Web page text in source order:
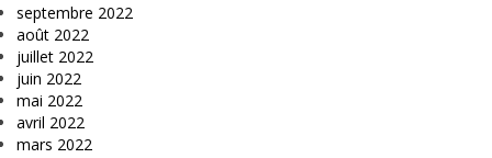
septembre 2022
août 2022
juillet 2022
juin 2022
mai 2022
avril 2022
mars 2022